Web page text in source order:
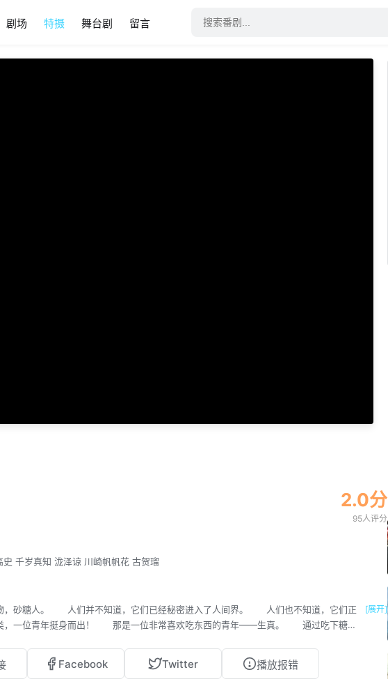
剧场 特摄 舞台剧 留言
2.0分
95人评分
史 千岁真知 泷泽谅 川崎帆帆花 古贺瑠
砂糖人。 人们并不知道，它们已经秘密进入了人间界。 人们也不知道，它们正
一位青年挺身而出！ 那是一位非常喜欢吃东西的青年——生真。 通过吃下糖
[展开]
Facebook Twitter 播放报错